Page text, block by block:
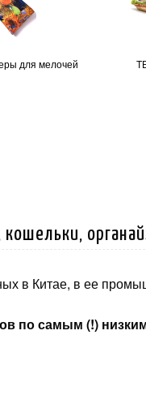
для мелочей
в Китае, в ее
по самым (!)